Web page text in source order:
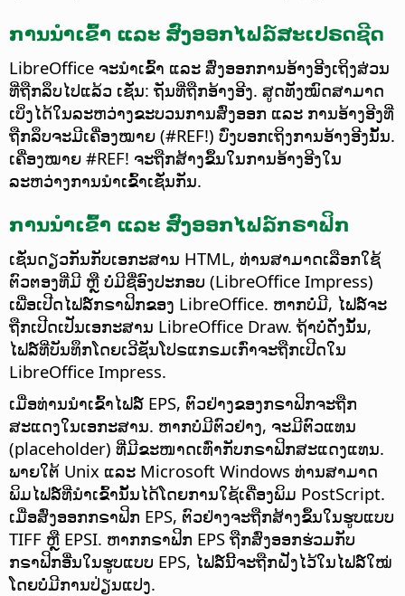
ການນຳເຂົ້າ ແລະ ສົ່ງອອກໄຟລ໌ສະເປຣດຊີດ
LibreOffice ຈະນຳເຂົ້າ ແລະ ສົ່ງອອກການອ້າງອີງເຖິງສ່ວນ
ທີ່ຖືກລຶບໄປແລ້ວ ເຊັ່ນ: ຖັນທີ່ຖືກອ້າງອີງ. ສູດທັງໝົດສາມາດ
ເບິ່ງໄດ້ໃນລະຫວ່າງຂະບວນການສົ່ງອອກ ແລະ ການອ້າງອີງທີ່
ຖືກລຶບຈະມີເຄື່ອງໝາຍ (#REF!) ບົ່ງບອກເຖິງການອ້າງອີງນັ້ນ.
ເຄື່ອງໝາຍ #REF! ຈະຖືກສ້າງຂຶ້ນໃນການອ້າງອີງໃນ
ລະຫວ່າງການນຳເຂົ້າເຊັ່ນກັນ.
ການນຳເຂົ້າ ແລະ ສົ່ງອອກໄຟລ໌ກຣາຟິກ
ເຊັ່ນດຽວກັນກັບເອກະສານ HTML, ທ່ານສາມາດເລືອກໃຊ້
ຕົວຕອງທີ່ມີ ຫຼື ບໍ່ມີຊື່ອົງປະກອບ (LibreOffice Impress)
ເພື່ອເປີດໄຟລ໌ກຣາຟິກຂອງ LibreOffice. ຫາກບໍ່ມີ, ໄຟລ໌ຈະ
ຖືກເປີດເປັນເອກະສານ LibreOffice Draw. ຖ້າບໍ່ດັ່ງນັ້ນ,
ໄຟລ໌ທີ່ບັນທຶກໂດຍເວີຊັນໂປຣແກຣມເກົ່າຈະຖືກເປີດໃນ
LibreOffice Impress.
ເມື່ອທ່ານນຳເຂົ້າໄຟລ໌ EPS, ຕົວຢ່າງຂອງກຣາຟິກຈະຖືກ
ສະແດງໃນເອກະສານ. ຫາກບໍ່ມີຕົວຢ່າງ, ຈະມີຕົວແທນ
(placeholder) ທີ່ມີຂະໜາດເທົ່າກັບກຣາຟິກສະແດງແທນ.
ພາຍໃຕ້ Unix ແລະ Microsoft Windows ທ່ານສາມາດ
ພິມໄຟລ໌ທີ່ນຳເຂົ້ານັ້ນໄດ້ໂດຍການໃຊ້ເຄື່ອງພິມ PostScript.
ເມື່ອສົ່ງອອກກຣາຟິກ EPS, ຕົວຢ່າງຈະຖືກສ້າງຂຶ້ນໃນຮູບແບບ
TIFF ຫຼື EPSI. ຫາກກຣາຟິກ EPS ຖືກສົ່ງອອກຮ່ວມກັບ
ກຣາຟິກອື່ນໃນຮູບແບບ EPS, ໄຟລ໌ນີ້ຈະຖືກຝັງໄວ້ໃນໄຟລ໌ໃໝ່
ໂດຍບໍ່ມີການປ່ຽນແປງ.